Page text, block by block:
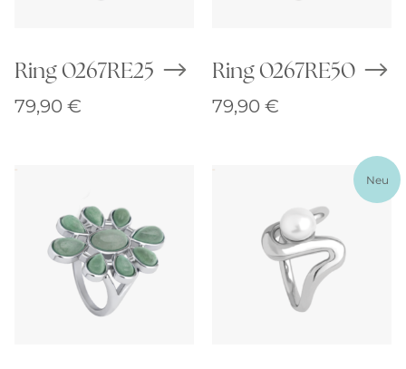
Ring 0267RE25
79,90 €
Ring 0267RE50
79,90 €
Neu